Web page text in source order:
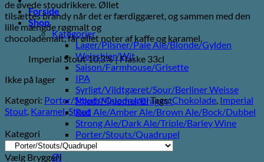
Forside
Shop
Kategorier
Lager/Pilsner/Pale Ale/Blonde/Gylden
Weissbier/Wit
Saison/Farmhouse/Grisette
IPA
Syrligt/Vildtgæret/Sour/Berliner Weisse
Mjød/Melomel/Braggot
Red Ale/Amber Ale/Brown Ale/Bock/Dubbel
Strong Ale/Dark Ale/Triple/Barley Wine
Porter/Stouts/Quadrupel
Røgøl
Øl
40,00 kr..35,00 kr..
de øvede stoudrikkere. Øllet
tilsættes brandy når det er færdiggæret, og sammen med den
lille mængde røgmalt og
chocolademalt, får øllet noter af kaffe og karamel.
Imperial Stout 10,3% | Flaske 33cl
Ikke på lager
Kategori: Porter/Stouts/QuadrupelTags:Chokolade, Imperial
Stout, Karamel,Stout
Kategori
Vælg Bryggeri